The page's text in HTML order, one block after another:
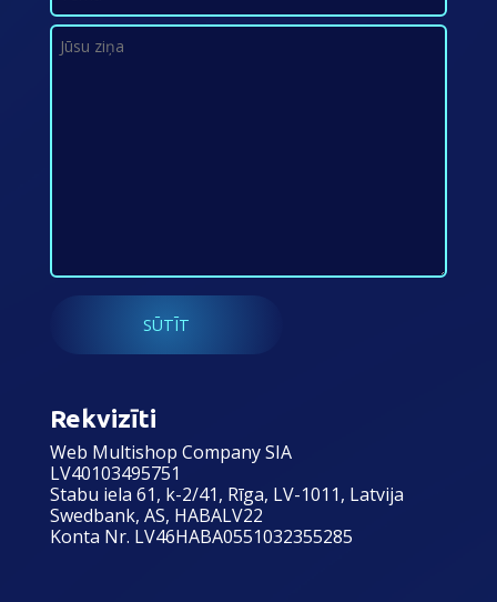
Rekvizīti
Web Multishop Company SIA
LV40103495751
Stabu iela 61, k-2/41, Rīga, LV-1011, Latvija
Swedbank, AS, HABALV22
Konta Nr. LV46HABA0551032355285